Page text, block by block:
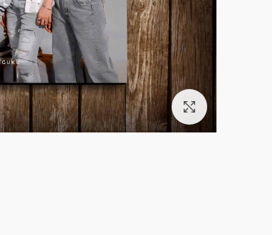
بزرگنمایی تصویر